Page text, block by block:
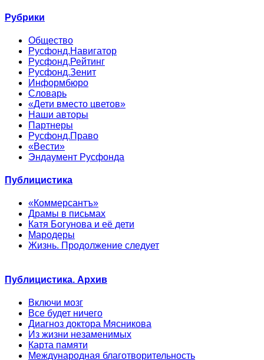
Рубрики
Общество
Русфонд.Навигатор
Русфонд.Рейтинг
Русфонд.Зенит
Информбюро
Словарь
«Дети вместо цветов»
Наши авторы
Партнеры
Русфонд.Право
«Вести»
Эндаумент Русфонда
Публицистика
«Коммерсантъ»
Драмы в письмах
Катя Богунова и её дети
Мародеры
Жизнь. Продолжение следует
Публицистика. Архив
Включи мозг
Все будет ничего
Диагноз доктора Мясникова
Из жизни незаменимых
Карта памяти
Международная благотворительность